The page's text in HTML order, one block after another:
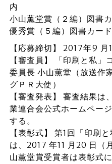
内
小山薫堂賞（２編）図書
優秀賞（５編）図書カー
【応募締切】 2017年9
【審査員】 「印刷と私」
委員長 小山薫堂（放送作
グＰＲ大使）
【審査発表】 審査結果は
業連合会公式ホームペー
する。
【表彰式】 第1回「印刷
は、2017 年11 月20 日（
山薫堂賞受賞者は表彰式に